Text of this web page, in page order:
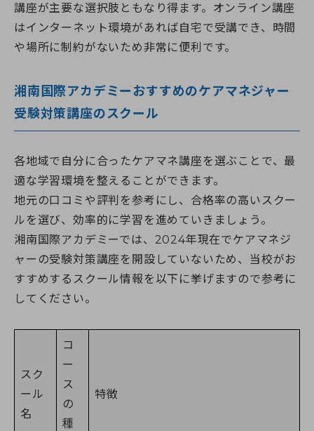
講座が主要な選択肢ともなり得ます。オンライン講座
はインターネット環境があれば自宅で受講でき、時間
や場所に制約がないため非常に便利です。
湘南国際アカデミーおすすめのケアマネジャー
受験対策講座のスクール
各地域で自分に合ったケアマネ講座を選ぶことで、最
適な学習環境を整えることができます。
地元の口コミや評判を参考にし、合格率の高いスクー
ルを選び、効率的に学習を進めていきましょう。
湘南国際アカデミーでは、2024年現在でケアマネジ
ャーの受験対策講座を開設していないため、当校がお
すすめするスクール情報を以下に挙げますので参考に
してください。
スク
ール
名
コ
ー
ス
の
種
特徴